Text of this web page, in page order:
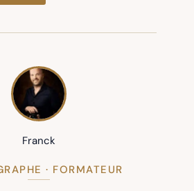
Franck
· FORMATEUR